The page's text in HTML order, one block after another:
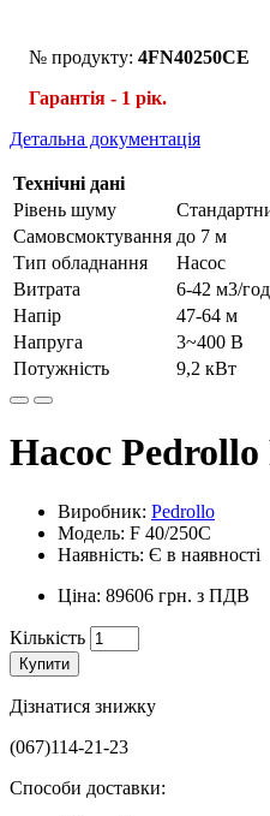
№ продукту: 4FN40250CE
Гарантія - 1 рік.
Детальна документація
Технічні дані
Рівень шуму
Самовсмоктування до 7 м
Тип обладнання
Насос
Витрата
6-42 м3/год
Напір
47-64 м
Напруга
3~400 В
Потужність
9,2 кВт
Насос Pedrollo
Виробник: Pedrollo
Модель: F 40/250C
Наявність: Є в наявності
Ціна: 89606 грн. з ПДВ
Кількість
Купити
Дізнатися знижку
(067)114-21-23
Способи доставки: